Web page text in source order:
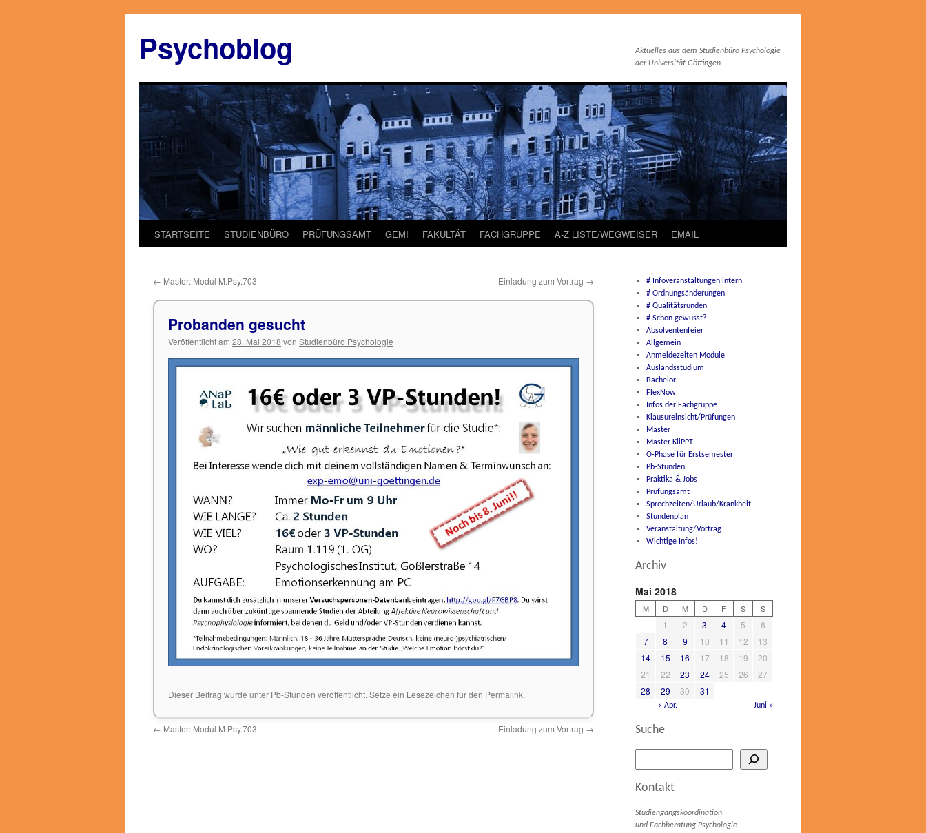
springen
Psychoblog
Aktuelles aus dem Studienbüro Psychologie
der Universität Göttingen
STARTSEITE STUDIENBÜRO PRÜFUNGSAMT GEMI FAKULTÄT FACHGRUPPE A-Z LISTE/WEGWEISER EMAIL
← Master: Modul M.Psy.703 Einladung zum Vortrag →
Probanden gesucht
Veröffentlicht am 28. Mai 2018 von Studienbüro Psychologie
Dieser Beitrag wurde unter Pb-Stunden veröffentlicht. Setze ein Lesezeichen für den Permalink.
← Master: Modul M.Psy.703 Einladung zum Vortrag →
# Infoveranstaltungen intern
# Ordnungsänderungen
# Qualitätsrunden
# Schon gewusst?
Absolventenfeier
Allgemein
Anmeldezeiten Module
Auslandsstudium
Bachelor
FlexNow
Infos der Fachgruppe
Klausureinsicht/Prüfungen
Master
Master KliPPT
O-Phase für Erstsemester
Pb-Stunden
Praktika & Jobs
Prüfungsamt
Sprechzeiten/Urlaub/Krankheit
Stundenplan
Veranstaltung/Vortrag
Wichtige Infos!
Archiv
Mai 2018
M D M D F S S
1 2 3 4 5
6
7
8 9 10 11 12
13
14
15 16 17 18 19
20
21
22 23 24 25 26
27
28
29 30 31
« Apr. Juni »
Suche
Kontakt
Studiengangskoordination
und Fachberatung Psychologie